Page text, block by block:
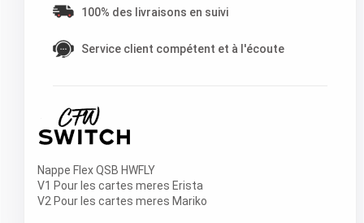
100% des livraisons en suivi
Service client compétent et à l'écoute
Nappe Flex QSB HWFLY
V1 Pour les cartes meres Erista
V2 Pour les cartes meres Mariko